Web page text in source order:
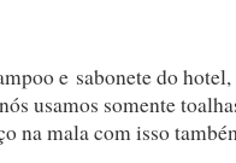
e sabonete do
usamos somente
na mala com isso